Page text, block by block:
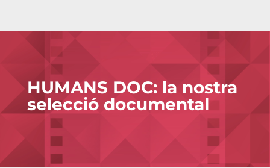
HUMANS DOC: la nostra
selecció documental